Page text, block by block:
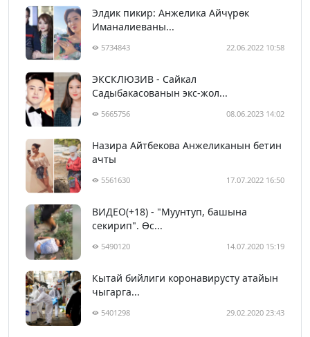
Элдик пикир: Анжелика Айчүрөк
Иманалиеваны...
5734843 22.06.2022 10:58
ЭКСКЛЮЗИВ - Сайкал
Садыбакасованын экс-жол...
5665756 08.06.2023 14:02
Назира Айтбекова Анжеликанын бетин
ачты
5561630 17.07.2022 16:50
ВИДЕО(+18) - "Муунтуп, башына
секирип". Өс...
5490120 14.07.2020 15:19
Кытай бийлиги коронавирусту атайын
чыгарга...
5401298 29.02.2020 23:43